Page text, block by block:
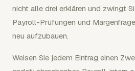
nicht alle drei erklären und zwingt
Payroll-Prüfungen und
neu aufzubauen.
Weisen Sie jedem Eintrag einen